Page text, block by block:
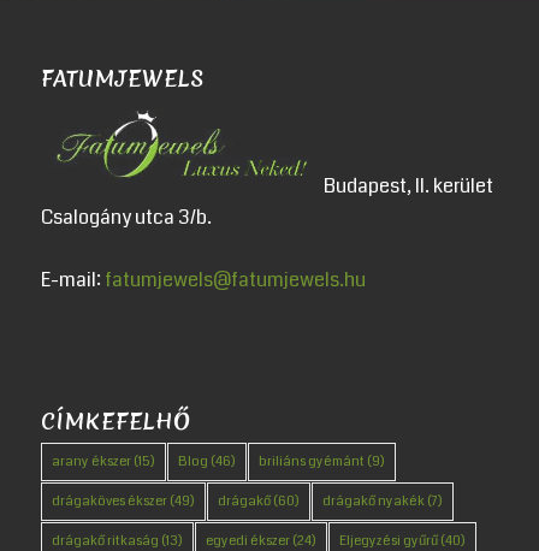
FATUMJEWELS
Budapest, II. kerület
Csalogány utca 3/b.
E-mail: fatumjewels@fatumjewels.hu
CÍMKEFELHŐ
arany ékszer(15) Blog (46) briliáns gyémánt (9)
drágaköves ékszer(49) drágakő(60) drágakő nyakék(7)
drágakő ritkaság (13) egyedi ékszer(24) Eljegyzési gyűrű(40)